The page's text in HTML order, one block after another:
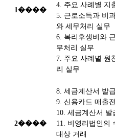
1����
4. 주요 사례별 지
5. 근로소득과 비
와 세무처리 실무
6. 복리후생비와
무처리 실무
7. 주요 사례별 원
리 실무
2����
8. 세금계산서 발
9. 신용카드 매출
10. 세금계산서 발
11. 비영리법인의
대상 거래